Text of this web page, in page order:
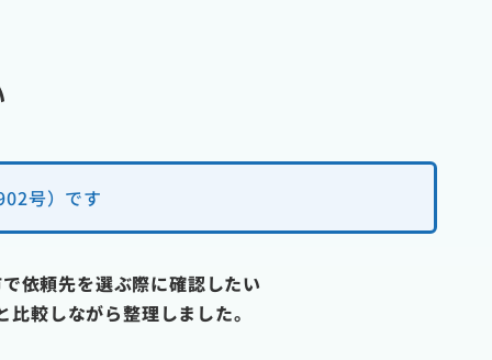
号）です
依頼先を選ぶ際に確認したい
較しながら整理しました。